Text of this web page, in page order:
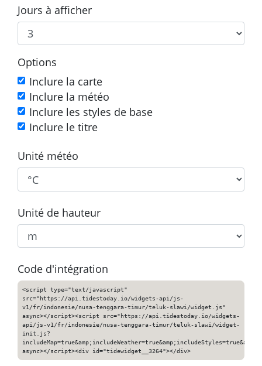
Jours à afficher
Options
Inclure la carte
Inclure la météo
Inclure les styles de base
Inclure le titre
Unité météo
Unité de hauteur
Code d'intégration
<script type="text/javascript"
src="https://api.tidestoday.io/widgets-api/js-
v1/fr/indonesie/nusa-tenggara-timur/teluk-slawi/widget.js"
async></script><script src="https://api.tidestoday.io/widgets-
api/js-v1/fr/indonesie/nusa-tenggara-timur/teluk-slawi/widget-
init.js?
async></script><div id="tidewidget__3264"></div>